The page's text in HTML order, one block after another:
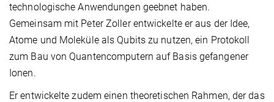
technologische Anwendungen geebnet haben.
Gemeinsam mit Peter Zoller entwickelte er aus der Idee,
Atome und Moleküle als Qubits zu nutzen, ein Protokoll
zum Bau von Quantencomputern auf Basis gefangener
Ionen.
Er entwickelte zudem einen theoretischen Rahmen, der das